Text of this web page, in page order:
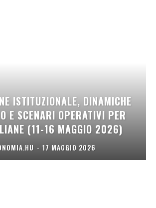
ISTITUZIONALE, DINAMICHE
E SCENARI OPERATIVI PER
(11-16 MAGGIO 2026)
- 17 MAGGIO 2026